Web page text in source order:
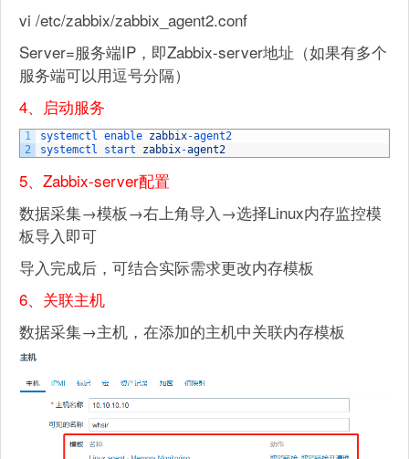
vi /etc/zabbix/zabbix_agent2.conf
Server=服务端IP，即Zabbix-server地址（如果有多个
服务端可以用逗号分隔）
4、启动服务
1
2
systemctl enable zabbix-agent2
systemctl start zabbix-agent2
5、Zabbix-server配置
数据采集→模板→右上角导入→选择Linux内存监控模
板导入即可
导入完成后，可结合实际需求更改内存模板
6、关联主机
数据采集→主机，在添加的主机中关联内存模板